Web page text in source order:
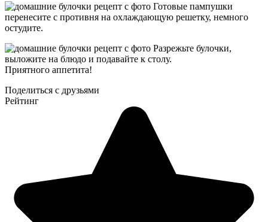
Готовые пампушки
перенесите с противня на охлаждающую решетку, немного
остудите.
Разрежьте булочки,
выложите на блюдо и подавайте к столу.
Приятного аппетита!
Поделиться с друзьями
Рейтинг